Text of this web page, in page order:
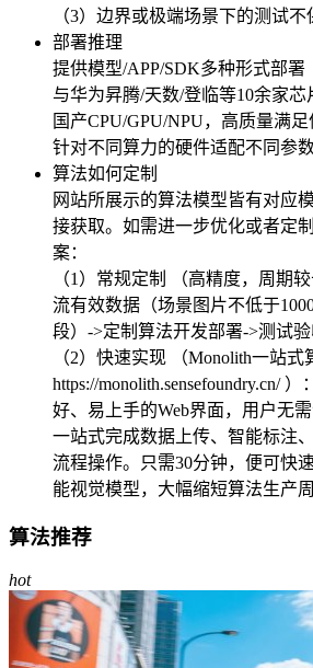
（3）边界或极端场景下的测试不
部署推理
提供模型/APP/SDK多种形式部署
与华为昇腾/天数/登临等10余家
国产CPU/GPU/NPU，高质量满
针对不同算力的硬件适配不同参
算法如何定制
网站所展示的算法模型皆有对应
接获取。如需进一步优化或者定
案：
（1）常规定制 （高精度，周期
流有效数据（场景图片不低于
段）->定制算法开发部署->测试
（2）快速实现 （Monolith一站式
https://monolith.sensefoundry.cn/
好、易上手的Web界面，用户无
一站式完成数据上传、智能标注
流程操作。只需30分钟，便可快
能视觉模型，大幅缩短算法生产周
算法推荐
hot